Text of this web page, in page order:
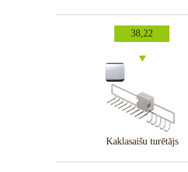
38,22
Kaklasaišu turētājs